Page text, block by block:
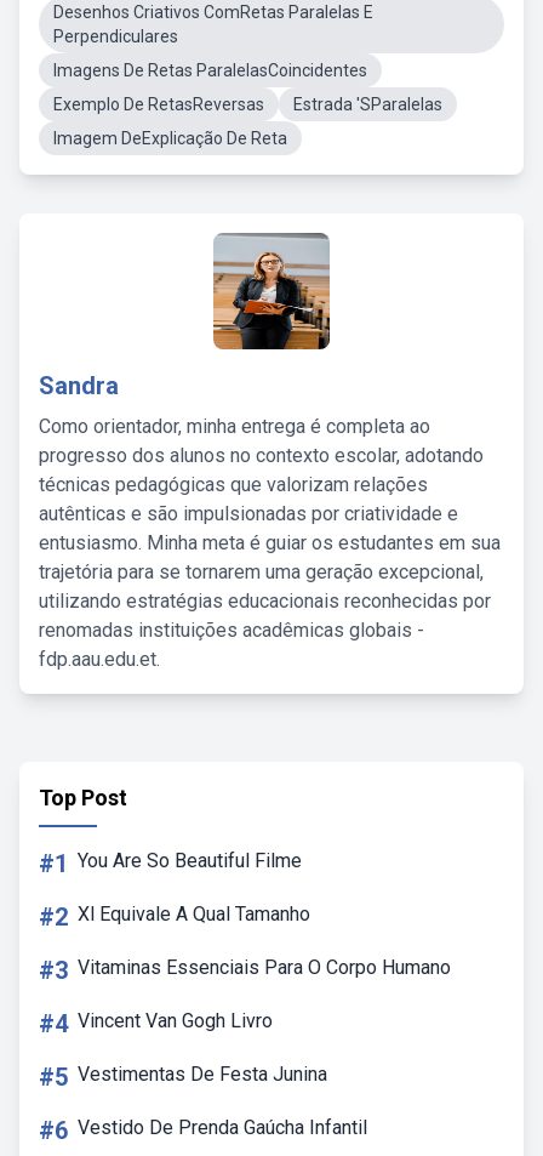
Desenhos Criativos ComRetas Paralelas E
Perpendiculares
Imagens De Retas ParalelasCoincidentes
Exemplo De RetasReversas
Estrada 'SParalelas
Imagem DeExplicação De Reta
Sandra
Como orientador, minha entrega é completa ao
progresso dos alunos no contexto escolar, adotando
técnicas pedagógicas que valorizam relações
autênticas e são impulsionadas por criatividade e
entusiasmo. Minha meta é guiar os estudantes em sua
trajetória para se tornarem uma geração excepcional,
utilizando estratégias educacionais reconhecidas por
renomadas instituições acadêmicas globais -
fdp.aau.edu.et.
Top Post
#1 You Are So Beautiful Filme
#2 Xl Equivale A Qual Tamanho
#3 Vitaminas Essenciais Para O Corpo Humano
#4 Vincent Van Gogh Livro
#5 Vestimentas De Festa Junina
#6 Vestido De Prenda Gaúcha Infantil